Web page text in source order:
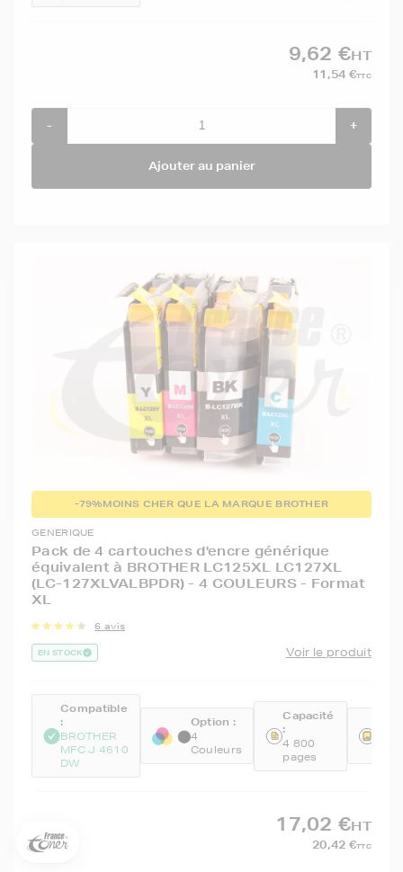
9,62 €HT
11,54 €TTC
- +
Ajouter au panier
-79%MOINS CHER QUE LA MARQUE BROTHER
GENERIQUE
Pack de 4 cartouches d'encre générique
équivalent à BROTHER LC125XL LC127XL
(LC-127XLVALBPDR) - 4 COULEURS - Format
XL
6 avis
EN STOCK Voir le produit
Compatible
:
BROTHER
MFC J 4610
DW
Option :
4
Couleurs
Capacité
:
4 800
pages
17,02 €HT
20,42 €TTC
5€ offerts sur votre 1ère
commande !
d’une remise de 5€sur votre 1ère
commande * !